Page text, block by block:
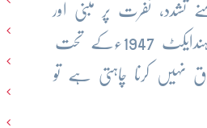
تشدد، نفرت پر مبنی اور
اشتعال انگیزانہ تقاریر کیں- اس دوران سردار پٹیل نے ریاست حیدرآباد ( جو کہ آزادی ہندایکٹ 1947ءکے تحت
نہیں کرنا چاہتی ہے تو